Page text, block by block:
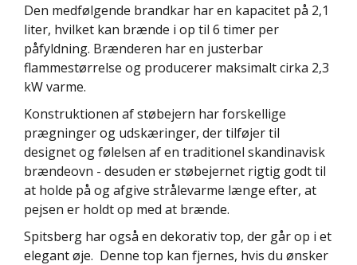
Den medfølgende brandkar har en kapacitet på 2,1
liter, hvilket kan brænde i op til 6 timer per
påfyldning. Brænderen har en justerbar
flammestørrelse og producerer maksimalt cirka 2,3
kW varme.
Konstruktionen af støbejern har forskellige
prægninger og udskæringer, der tilføjer til
designet og følelsen af en traditionel skandinavisk
brændeovn - desuden er støbejernet rigtig godt til
at holde på og afgive strålevarme længe efter, at
pejsen er holdt op med at brænde.
Spitsberg har også en dekorativ top, der går op i et
elegant øje. Denne top kan fjernes, hvis du ønsker